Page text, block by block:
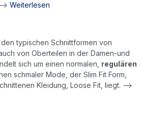
> Weiterlesen
typischen Schnittformen von
von Oberteilen in der Damen-und
sich um einen normalen, regulären
schmaler Mode, der Slim Fit Form,
Kleidung, Loose Fit, liegt. -->